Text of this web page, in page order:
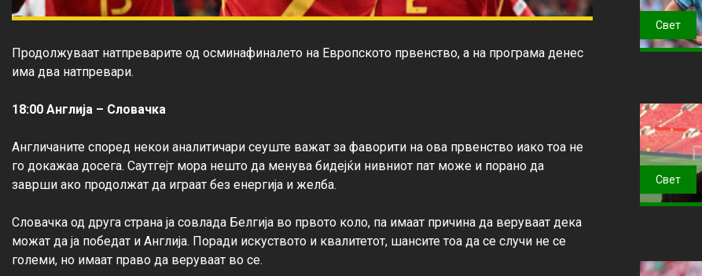
Продолжуваат натпреварите од осминафиналето на Европското првенство, а на програма денес
има два натпревари.
18:00 Англија – Словачка
Англичаните според некои аналитичари сеуште важат за фаворити на ова првенство иако тоа не
го докажаа досега. Саутгејт мора нешто да менува бидејќи нивниот пат може и порано да
заврши ако продолжат да играат без енергија и желба.
Словачка од друга страна ја совлада Белгија во првото коло, па имаат причина да веруваат дека
можат да ја победат и Англија. Поради искуството и квалитетот, шансите тоа да се случи не се
големи, но имаат право да веруваат во се.
Свет
Свет